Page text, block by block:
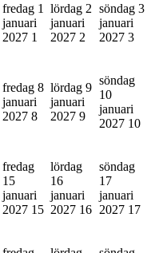
fredag 1
januari
2027 1
lördag 2
januari
2027 2
söndag 3
januari
2027 3
fredag 8
januari
2027 8
lördag 9
januari
2027 9
söndag
10
januari
2027 10
fredag
15
januari
2027 15
lördag
16
januari
2027 16
söndag
17
januari
2027 17